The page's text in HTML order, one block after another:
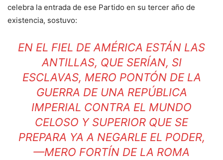
celebra la entrada de ese Partido en su tercer año de
existencia, sostuvo:
EN EL FIEL DE AMÉRICA ESTÁN LAS
ANTILLAS, QUE SERÍAN, SI
ESCLAVAS, MERO PONTÓN DE LA
GUERRA DE UNA REPÚBLICA
IMPERIAL CONTRA EL MUNDO
CELOSO Y SUPERIOR QUE SE
PREPARA YA A NEGARLE EL PODER,
—MERO FORTÍN DE LA ROMA